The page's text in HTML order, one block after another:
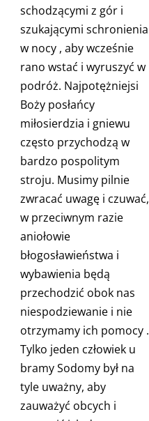
schodzącymi z gór i
szukającymi schronienia
w nocy, aby wcześnie
rano wstać i wyruszyć w
podróż. Najpotężniejsi
Boży posłańcy
miłosierdzia i gniewu
często przychodzą w
bardzo pospolitym
stroju. Musimy pilnie
zwracać uwagę i czuwać,
w przeciwnym razie
aniołowie
błogosławieństwa i
wybawienia będą
przechodzić obok nas
niespodziewanie i nie
otrzymamy ich pomocy.
Tylko jeden człowiek u
bramy Sodomy był na
tyle uważny, aby
zauważyć obcych i